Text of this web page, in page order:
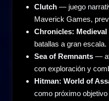
Clutch — juego
Maverick Games,
Chronicles: Medieval
batallas a gran escala.
Sea of Remnants —
con exploración y
Hitman: World of
como próximo